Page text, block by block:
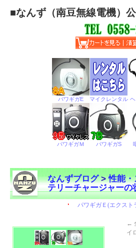
■なんず（南豆無線電機）
なんずブログ>性能
テリーチャージャーの
←
イ